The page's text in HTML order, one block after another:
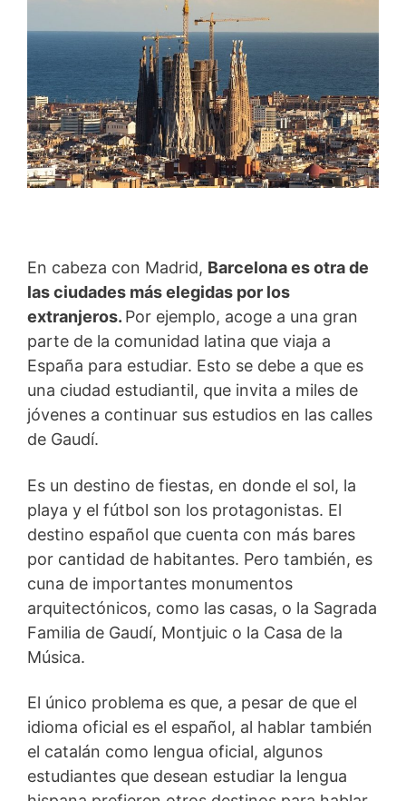
En cabeza con Madrid, Barcelona es otra de
las ciudades más elegidas por los
extranjeros. Por ejemplo, acoge a una gran
parte de la comunidad latina que viaja a
España para estudiar. Esto se debe a que es
una ciudad estudiantil, que invita a miles de
jóvenes a continuar sus estudios en las calles
de Gaudí.
Es un destino de fiestas, en donde el sol, la
playa y el fútbol son los protagonistas. El
destino español que cuenta con más bares
por cantidad de habitantes. Pero también, es
cuna de importantes monumentos
arquitectónicos, como las casas, o la Sagrada
Familia de Gaudí, Montjuic o la Casa de la
Música.
El único problema es que, a pesar de que el
idioma oficial es el español, al hablar también
el catalán como lengua oficial, algunos
estudiantes que desean estudiar la lengua